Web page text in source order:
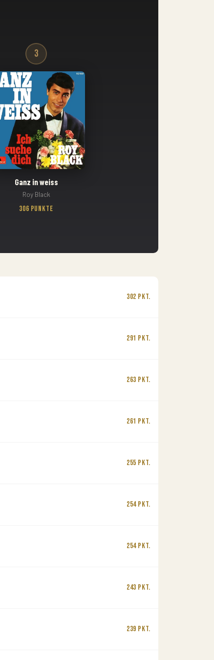
3
Ganz in weiss
Roy Black
306 Punkte
302 Pkt.
291 Pkt.
263 Pkt.
261 Pkt.
255 Pkt.
254 Pkt.
254 Pkt.
243 Pkt.
239 Pkt.